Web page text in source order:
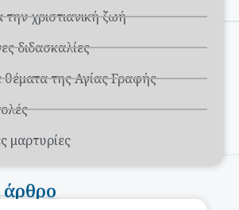
την χριστιανική ζωή
διδασκαλίες
της Αγίας Γραφής
μαρτυρίες
άρθρο